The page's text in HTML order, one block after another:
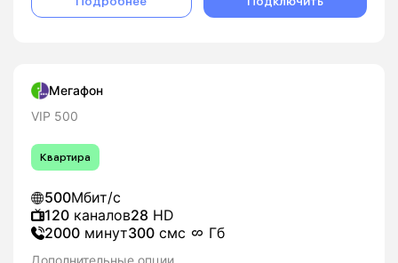
Мегафон
VIP 500
Квартира
500Мбит/с
120 каналов28 HD
2000 минут300 смс Гб
Дополнительные опции